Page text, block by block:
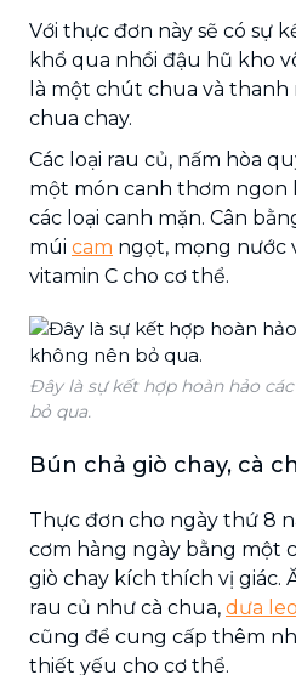
Với thực đơn này sẽ có sự
khổ qua nhồi đậu hũ kho
là một chút chua và thanh
chua chay.
Các loại rau củ, nấm hòa
một món canh thơm
các loại canh mặn. Cân
múi cam ngọt, mọng nước
vitamin C cho cơ thể.
Đây là sự kết hợp hoàn hảo
bỏ qua.
Bún chả giò chay, cà
Thực đơn cho ngày thứ 8
cơm hàng ngày bằng một
giò chay kích thích vị giác.
rau củ như cà chua, dưa leo
cũng để cung cấp thêm
thiết yếu cho cơ thể.